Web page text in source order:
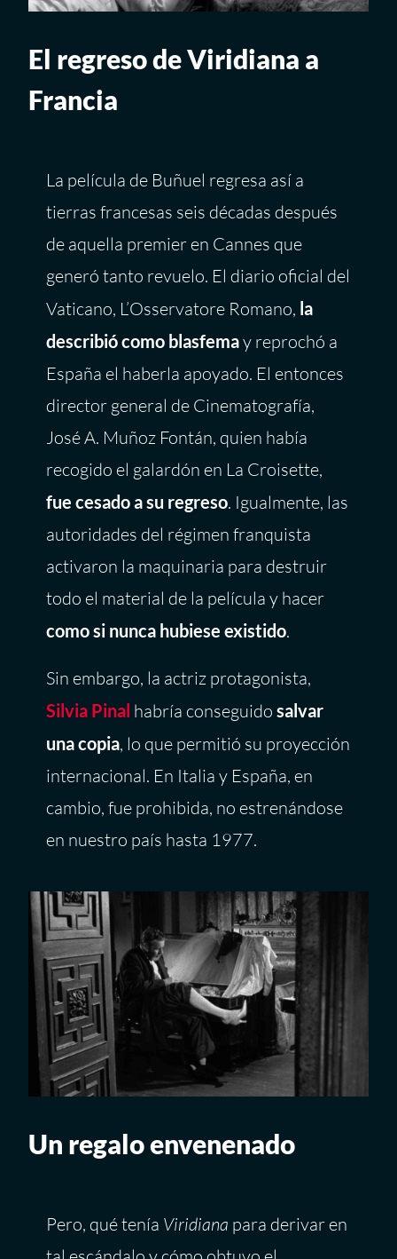
El regreso de Viridiana a
Francia
La película de Buñuel regresa así a
tierras francesas seis décadas después
de aquella premier en Cannes que
generó tanto revuelo. El diario oficial del
Vaticano, L’Osservatore Romano, la
describió como blasfemay reprochó a
España el haberla apoyado. El entonces
director general de Cinematografía,
José A. Muñoz Fontán, quien había
recogido el galardón en La Croisette,
fue cesado a su regreso. Igualmente, las
autoridades del régimen franquista
activaron la maquinaria para destruir
todo el material de la película y hacer
como si nunca hubiese existido.
Sin embargo, la actriz protagonista,
Silvia Pinal habría conseguidosalvar
una copia, lo que permitió su proyección
internacional. En Italia y España, en
cambio, fue prohibida, no estrenándose
en nuestro país hasta 1977.
Un regalo envenenado
Pero, qué tenía Viridiana para derivar en